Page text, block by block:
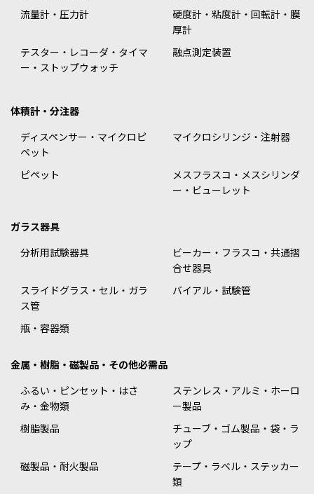
流量計・圧力計
硬度計・粘度計・回転計・膜
厚計
テスター・レコーダ・タイマ
ー・ストップウォッチ
融点測定装置
体積計・分注器
ディスペンサー・マイクロピ
ペット
マイクロシリンジ・注射器
ピペット
メスフラスコ・メスシリンダ
ー・ビューレット
ガラス器具
分析用試験器具
ビーカー・フラスコ・共通摺
合せ器具
スライドグラス・セル・ガラ
ス管
バイアル・試験管
瓶・容器類
金属・樹脂・磁製品・その他必需品
ふるい・ピンセット・はさ
み・金物類
ステンレス・アルミ・ホーロ
ー製品
樹脂製品
チューブ・ゴム製品・袋・ラ
ップ
磁製品・耐火製品
テープ・ラベル・ステッカー
類